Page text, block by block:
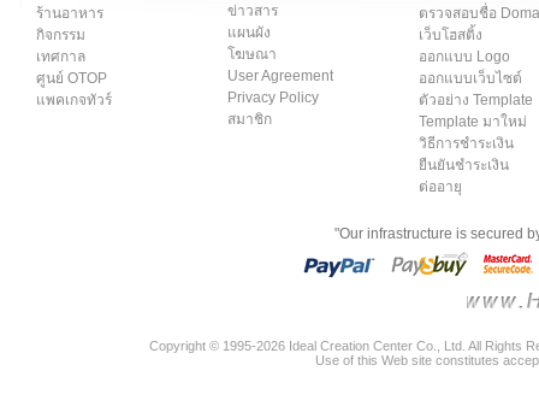
ร้านอาหาร
กิจกรรม
เทศกาล
ศูนย์ OTOP
แพคเกจทัวร์
ข่าวสาร
แผนผัง
โฆษณา
User Agreement
Privacy Policy
สมาชิก
ตรวจสอบชื่อ
เว็บโฮสติ้ง
ออกแบบ Logo
ออกแบบเว็บไซต์
ตัวอย่าง Template
Template มาใหม่
วิธีการชำระเงิน
ยืนยันชำระเงิน
ต่ออายุ
"Our infrastructure is secured
Copyright © 1995-2026 Ideal Creation Center Co., Ltd. All Rights
Use of this Web site constitutes